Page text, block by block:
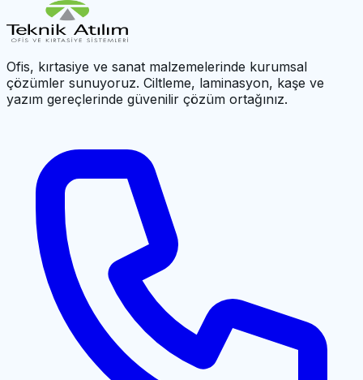
Ofis, kırtasiye ve sanat malzemelerinde kurumsal
çözümler sunuyoruz. Ciltleme, laminasyon, kaşe ve
yazım gereçlerinde güvenilir çözüm ortağınız.